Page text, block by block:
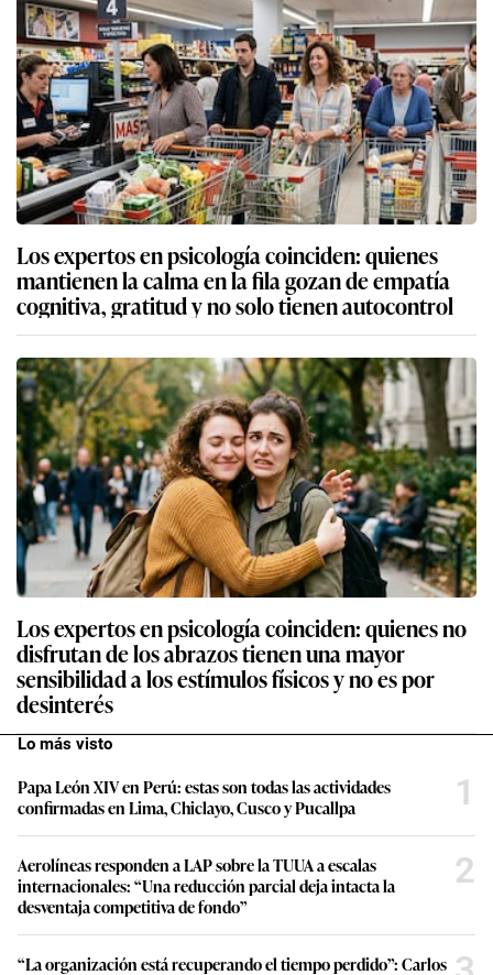
Los expertos en psicología coinciden: quienes
mantienen la calma en la fila gozan de empatía
cognitiva, gratitud y no solo tienen autocontrol
Los expertos en psicología coinciden: quienes no
disfrutan de los abrazos tienen una mayor
sensibilidad a los estímulos físicos y no es por
desinterés
Lo más visto
Papa León XIV en Perú: estas son todas las actividades
confirmadas en Lima, Chiclayo, Cusco y Pucallpa
1
Aerolíneas responden a LAP sobre la TUUA a escalas
internacionales: “Una reducción parcial deja intacta la
desventaja competitiva de fondo”
2
“La organización está recuperando el tiempo perdido”: Carlos